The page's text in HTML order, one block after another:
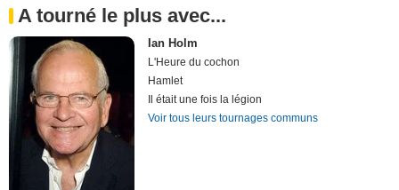
A tourné le plus avec...
Ian Holm
L'Heure du cochon
Hamlet
Il était une fois la légion
Voir tous leurs tournages communs